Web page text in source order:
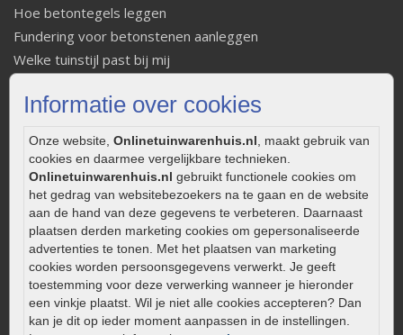
Informatie over cookies
Onze website, Onlinetuinwarenhuis.nl, maakt gebruik van
cookies en daarmee vergelijkbare technieken.
Onlinetuinwarenhuis.nl gebruikt functionele cookies om
het gedrag van websitebezoekers na te gaan en de website
aan de hand van deze gegevens te verbeteren. Daarnaast
plaatsen derden marketing cookies om gepersonaliseerde
advertenties te tonen. Met het plaatsen van marketing
cookies worden persoonsgegevens verwerkt. Je geeft
toestemming voor deze verwerking wanneer je hieronder
een vinkje plaatst. Wil je niet alle cookies accepteren? Dan
kan je dit op ieder moment aanpassen in de instellingen.
Hoe betontegels leggen
Fundering voor betonstenen aanleggen
Welke tuinstijl past bij mij
Legverbanden gebakken bestrating
Aanlegtips voor gebakken bestrating
Zelf een terras aanleggen
Kleine stadstuin inrichten
0320 – 219170
Kaapstanderweg 41
8243 RB Lelystad
info@onlinetuinwarenhuis.nl
Routebeschrijving